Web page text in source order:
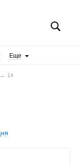
Еще
14